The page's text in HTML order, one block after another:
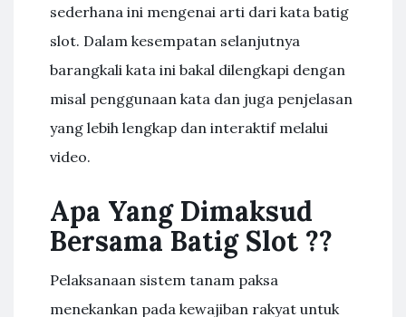
sederhana ini mengenai arti dari kata batig
slot. Dalam kesempatan selanjutnya
barangkali kata ini bakal dilengkapi dengan
misal penggunaan kata dan juga penjelasan
yang lebih lengkap dan interaktif melalui
video.
Apa Yang Dimaksud
Bersama Batig Slot ??
Pelaksanaan sistem tanam paksa
menekankan pada kewajiban rakyat untuk